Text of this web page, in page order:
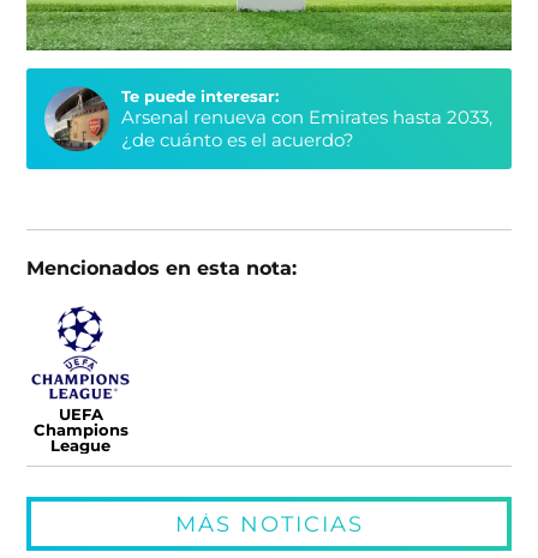
Te puede interesar:
Arsenal renueva con Emirates hasta 2033,
¿de cuánto es el acuerdo?
Mencionados en esta nota:
UEFA
Champions
League
MÁS NOTICIAS